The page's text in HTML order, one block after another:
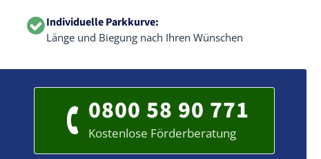
Individuelle Parkkurve:
Länge und Biegung nach Ihren Wünschen
0800 58 90 771
Kostenlose Förderberatung